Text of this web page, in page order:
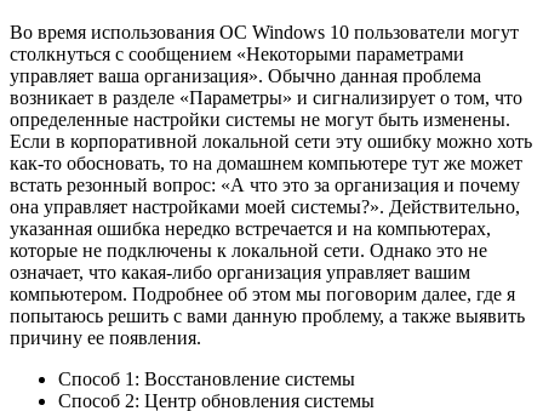
Во время использования ОС Windows 10 пользователи могут
столкнуться с сообщением «Некоторыми параметрами
управляет ваша организация». Обычно данная проблема
возникает в разделе «Параметры» и сигнализирует о том, что
определенные настройки системы не могут быть изменены.
Если в корпоративной локальной сети эту ошибку можно хоть
как-то обосновать, то на домашнем компьютере тут же может
встать резонный вопрос: «А что это за организация и почему
она управляет настройками моей системы?». Действительно,
указанная ошибка нередко встречается и на компьютерах,
которые не подключены к локальной сети. Однако это не
означает, что какая-либо организация управляет вашим
компьютером. Подробнее об этом мы поговорим далее, где я
попытаюсь решить с вами данную проблему, а также выявить
причину ее появления.
Способ 1: Восстановление системы
Способ 2: Центр обновления системы